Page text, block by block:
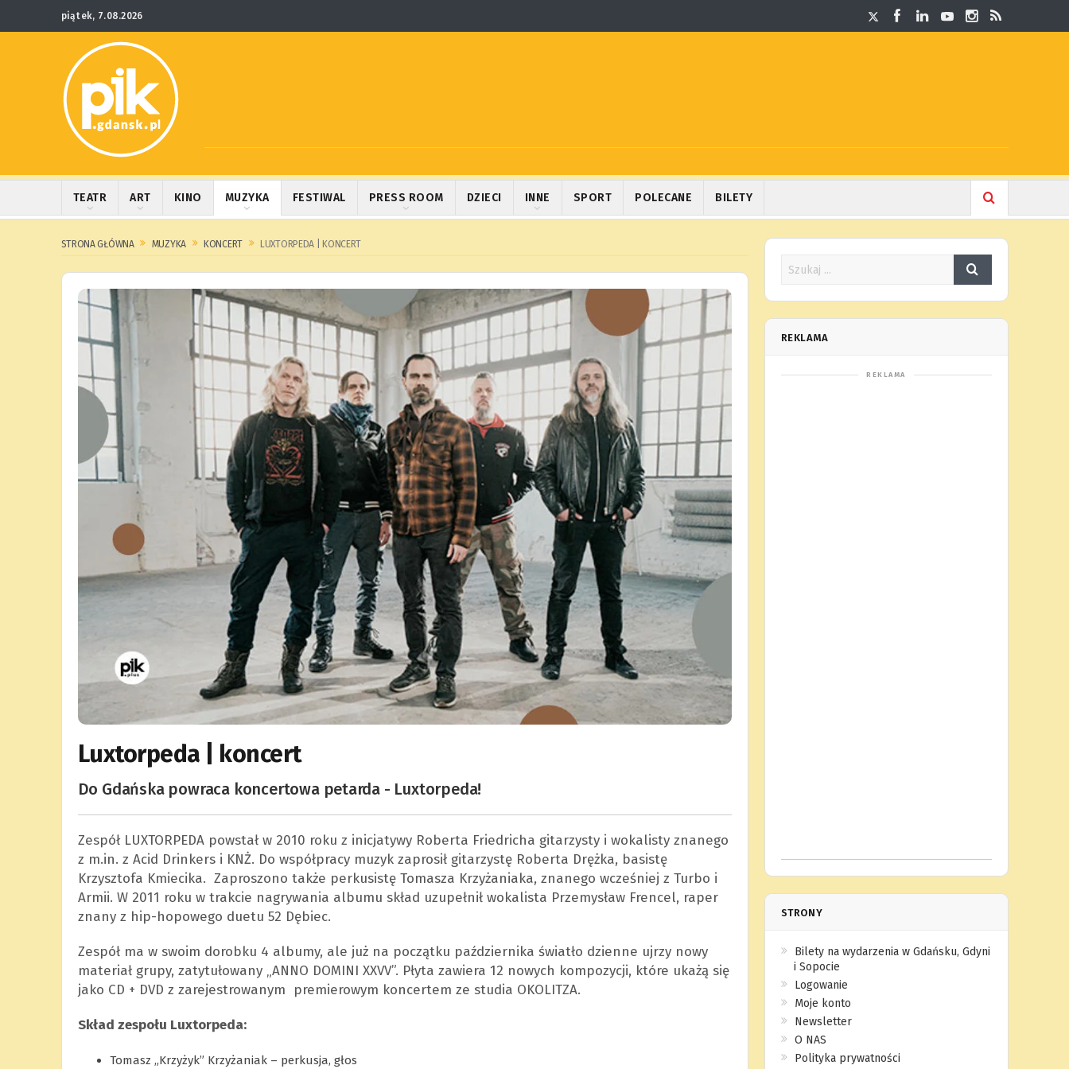
piątek, 7.08.2026
TEATR ART KINO MUZYKA FESTIWAL PRESS ROOM DZIECI INNE SPORT POLECANE BILETY
STRONA GŁÓWNA MUZYKA KONCERT LUXTORPEDA | KONCERT
Luxtorpeda | koncert
Do Gdańska powraca koncertowa petarda - Luxtorpeda!
Zespół LUXTORPEDA powstał w 2010 roku z inicjatywy Roberta Friedricha gitarzysty i wokalisty znanego
z m.in. z Acid Drinkers i KNŻ. Do współpracy muzyk zaprosił gitarzystę Roberta Drężka, basistę
Krzysztofa Kmiecika. Zaproszono także perkusistę Tomasza Krzyżaniaka, znanego wcześniej z Turbo i
Armii. W 2011 roku w trakcie nagrywania albumu skład uzupełnił wokalista Przemysław Frencel, raper
znany z hip-hopowego duetu 52 Dębiec.
Zespół ma w swoim dorobku 4 albumy, ale już na początku października światło dzienne ujrzy nowy
materiał grupy, zatytułowany „ANNO DOMINI XXVV”. Płyta zawiera 12 nowych kompozycji, które ukażą się
jako CD + DVD z zarejestrowanym premierowym koncertem ze studia OKOLITZA.
Skład zespołu Luxtorpeda:
Tomasz „Krzyżyk” Krzyżaniak – perkusja, głos
REKLAMA
STRONY
Bilety na wydarzenia w Gdańsku, Gdyni
i Sopocie
Logowanie
Moje konto
Newsletter
O NAS
Polityka prywatności